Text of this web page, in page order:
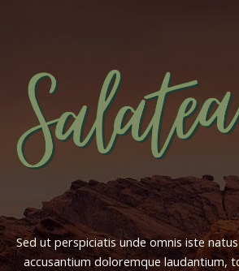
Sed ut perspiciatis unde omnis iste
accusantium doloremque laudantium,